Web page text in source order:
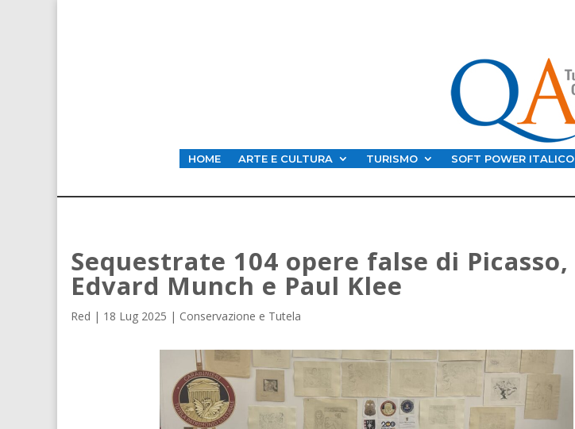
HOME ARTE E CULTURA TURISMO SOFT POWER ITALICO
Sequestrate 104 opere false di Picasso,
Edvard Munch e Paul Klee
Red | 18 Lug 2025 | Conservazione e Tutela